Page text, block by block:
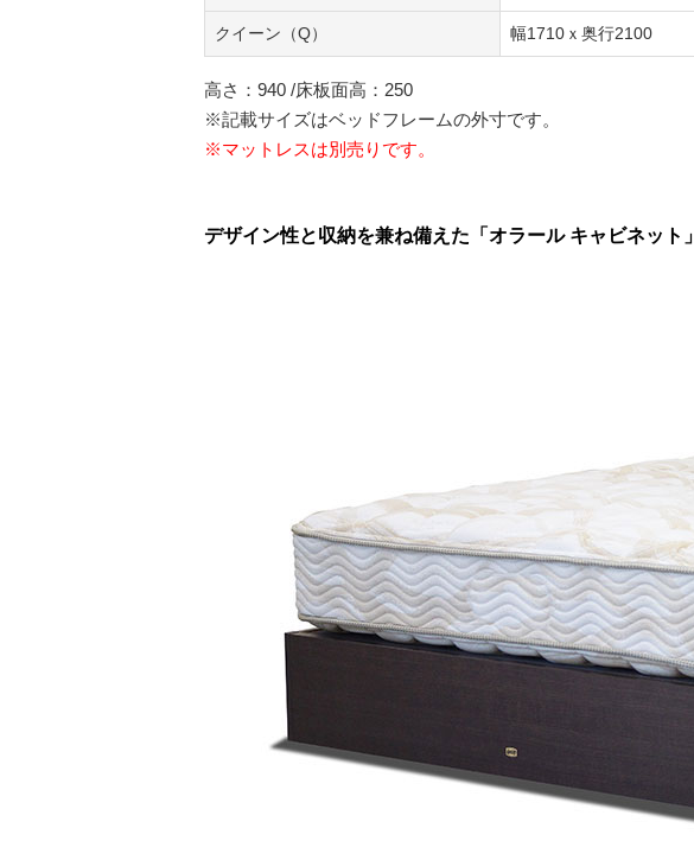
クイーン（Q） 幅1710ｘ奥行2100
高さ：940 /床板面高：250
※記載サイズはベッドフレームの外寸です。
※マットレスは別売りです。
デザイン性と収納を兼ね備えた「オラール キャビネット」